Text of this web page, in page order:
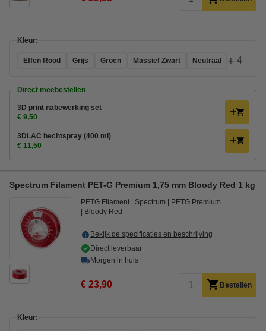
Kleur:
Effen Rood Grijs Groen Massief Zwart Neutraal + 4
Direct meebestellen
3D print nabewerking set
€ 9,50
3DLAC hechtspray (400 ml)
€ 11,50
Spectrum Filament PET-G Premium 1,75 mm Bloody Red 1 kg
PETG Filament Spectrum
PETG Premium
Bloody Red
Bekijk de specificaties en beschrijving
Direct leverbaar
Morgen in huis
€ 23,90 Bestellen
Kleur: